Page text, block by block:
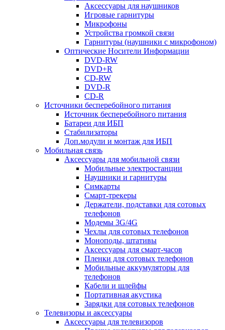
Аксессуары для наушников
Игровые гарнитуры
Микрофоны
Устройства громкой связи
Гарнитуры (наушники с микрофоном)
Оптические Носители Информации
DVD-RW
DVD+R
CD-RW
DVD-R
CD-R
Источники бесперебойного питания
Источник бесперебойного питания
Батареи для ИБП
Стабилизаторы
Доп.модули и монтаж для ИБП
Мобильная связь
Аксессуары для мобильной связи
Мобильные электростанции
Наушники и гарнитуры
Симкарты
Смарт-трекеры
Держатели, подставки для сотовых
телефонов
Модемы 3G/4G
Чехлы для сотовых телефонов
Моноподы, штативы
Аксессуары для смарт-часов
Пленки для сотовых телефонов
Мобильные аккумуляторы для
телефонов
Кабели и шлейфы
Портативная акустика
Зарядки для сотовых телефонов
Телевизоры и аксессуары
Аксессуары для телевизоров